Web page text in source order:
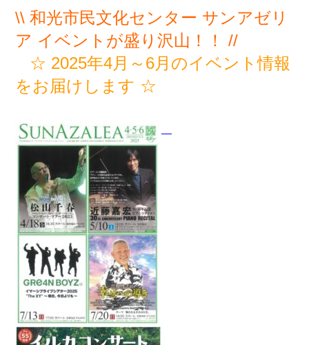
\\ 和光市民文化センター サンアゼリ
ア イベントが盛り沢山！！ //
☆ 2025年4月～6月のイベント情報
をお届けします ☆